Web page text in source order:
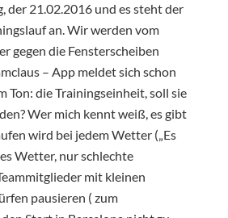
der 21.02.2016 und es steht der
an. Wir werden vom
gegen die Fensterscheiben
– App meldet sich schon
Ton: die Trainingseinheit, soll sie
Wer mich kennt weiß, es gibt
wird bei jedem Wetter („Es
Wetter, nur schlechte
mit kleinen
pausieren ( zum